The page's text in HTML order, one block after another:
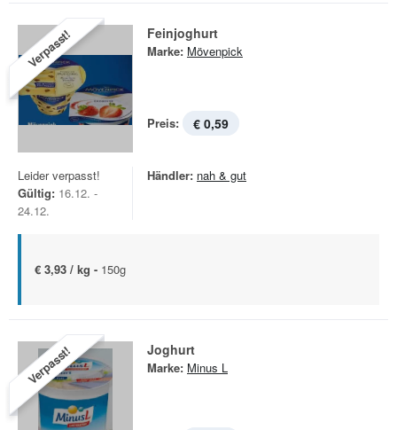
Verpasst! Feinjoghurt
Marke: Mövenpick
Preis: € 0,59
Leider verpasst!
Gültig: 16.12. -
24.12.
Händler: nah & gut
€ 3,93 / kg - 150g
Verpasst! Joghurt
Marke: Minus L